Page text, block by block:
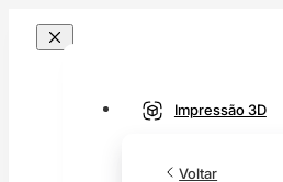
Impressão 3D
Voltar